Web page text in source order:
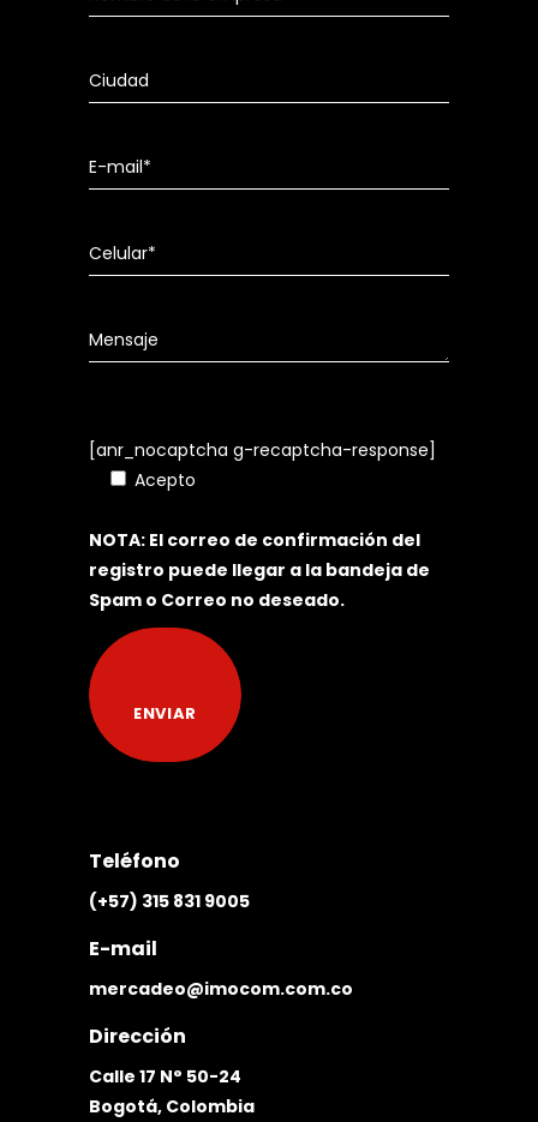
[anr_nocaptcha g-recaptcha-response]
Acepto
NOTA: El correo de confirmación del
registro puede llegar a la bandeja de
Spam o Correo no deseado.
Teléfono
(+57) 315 831 9005
E-mail
mercadeo@imocom.com.co
Dirección
Calle 17 N° 50-24
Bogotá, Colombia